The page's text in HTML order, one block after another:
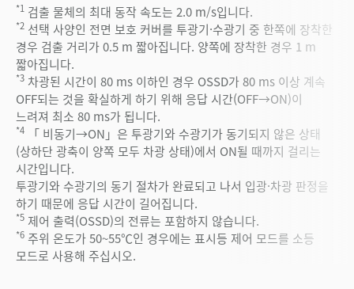
*1 검출 물체의 최대 동작 속도는 2.0 m/s입니다.
*2 선택 사양인 전면 보호 커버를 투광기·수광기 중 한쪽에 장착한
경우 검출 거리가 0.5 m 짧아집니다. 양쪽에 장착한 경우 1 m
짧아집니다.
*3 차광된 시간이 80 ms 이하인 경우 OSSD가 80 ms 이상 계속
OFF되는 것을 확실하게 하기 위해 응답 시간(OFF→ON)이
느려져 최소 80 ms가 됩니다.
*4
「 비동기→ON」은 투광기와 수광기가 동기되지 않은 상태
(상하단 광축이 양쪽 모두 차광 상태)에서 ON될 때까지 걸리는
시간입니다.
투광기와 수광기의 동기 절차가 완료되고 나서 입광·차광 판정을
하기 때문에 응답 시간이 길어집니다.
*5 제어 출력(OSSD)의 전류는 포함하지 않습니다.
*6 주위 온도가 50~55℃인 경우에는 표시등 제어 모드를 소등
모드로 사용해 주십시오.